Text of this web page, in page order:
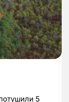
5